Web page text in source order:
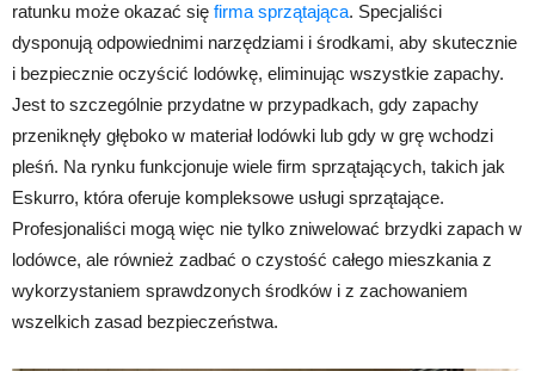
ratunku może okazać się firma sprzątająca. Specjaliści
dysponują odpowiednimi narzędziami i środkami, aby skutecznie
i bezpiecznie oczyścić lodówkę, eliminując wszystkie zapachy.
Jest to szczególnie przydatne w przypadkach, gdy zapachy
przeniknęły głęboko w materiał lodówki lub gdy w grę wchodzi
pleśń. Na rynku funkcjonuje wiele firm sprzątających, takich jak
Eskurro, która oferuje kompleksowe usługi sprzątające.
Profesjonaliści mogą więc nie tylko zniwelować brzydki zapach w
lodówce, ale również zadbać o czystość całego mieszkania z
wykorzystaniem sprawdzonych środków i z zachowaniem
wszelkich zasad bezpieczeństwa.